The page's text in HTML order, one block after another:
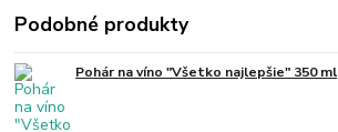
Podobné produkty
Pohár na víno "Všetko najlepšie" 350 ml